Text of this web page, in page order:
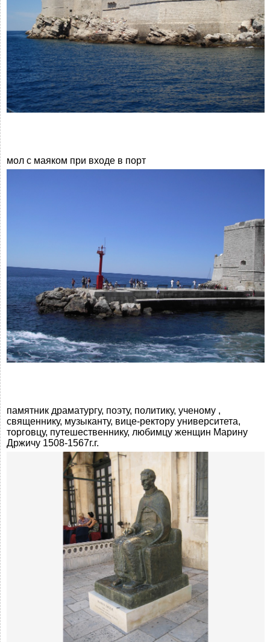
мол с маяком при входе в порт
памятник драматургу, поэту, политику, ученому ,
священнику, музыканту, вице-ректору университета,
торговцу, путешественнику, любимцу женщин Марину
Држичу 1508-1567г.г.